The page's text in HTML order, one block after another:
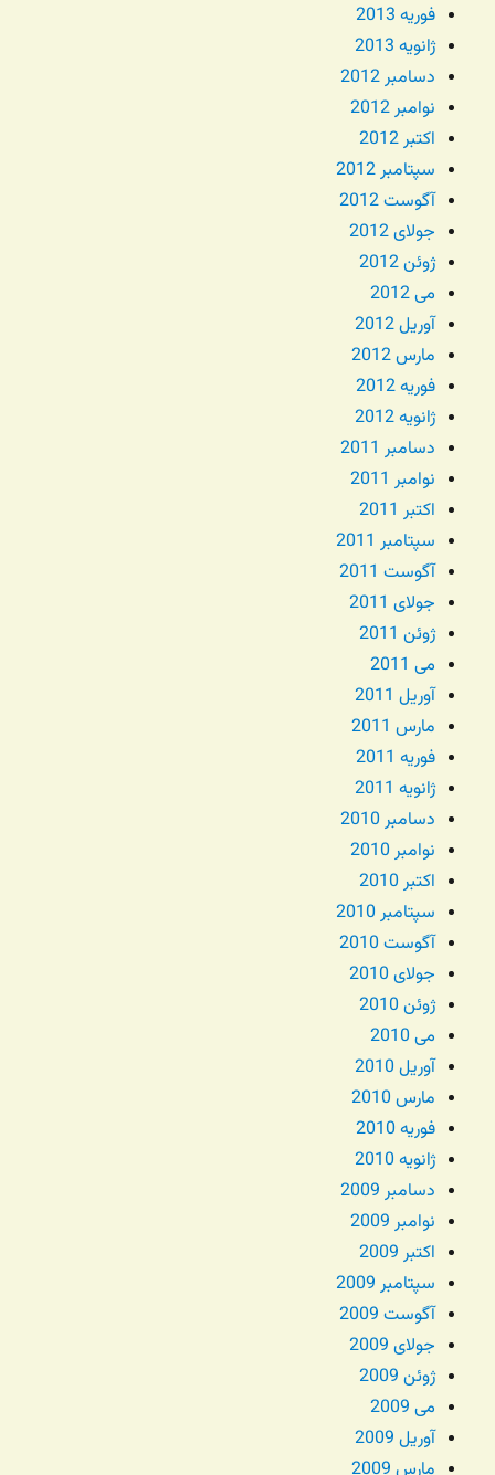
فوریه 2013
ژانویه 2013
دسامبر 2012
نوامبر 2012
اکتبر 2012
سپتامبر 2012
آگوست 2012
جولای 2012
ژوئن 2012
می 2012
آوریل 2012
مارس 2012
فوریه 2012
ژانویه 2012
دسامبر 2011
نوامبر 2011
اکتبر 2011
سپتامبر 2011
آگوست 2011
جولای 2011
ژوئن 2011
می 2011
آوریل 2011
مارس 2011
فوریه 2011
ژانویه 2011
دسامبر 2010
نوامبر 2010
اکتبر 2010
سپتامبر 2010
آگوست 2010
جولای 2010
ژوئن 2010
می 2010
آوریل 2010
مارس 2010
فوریه 2010
ژانویه 2010
دسامبر 2009
نوامبر 2009
اکتبر 2009
سپتامبر 2009
آگوست 2009
جولای 2009
ژوئن 2009
می 2009
آوریل 2009